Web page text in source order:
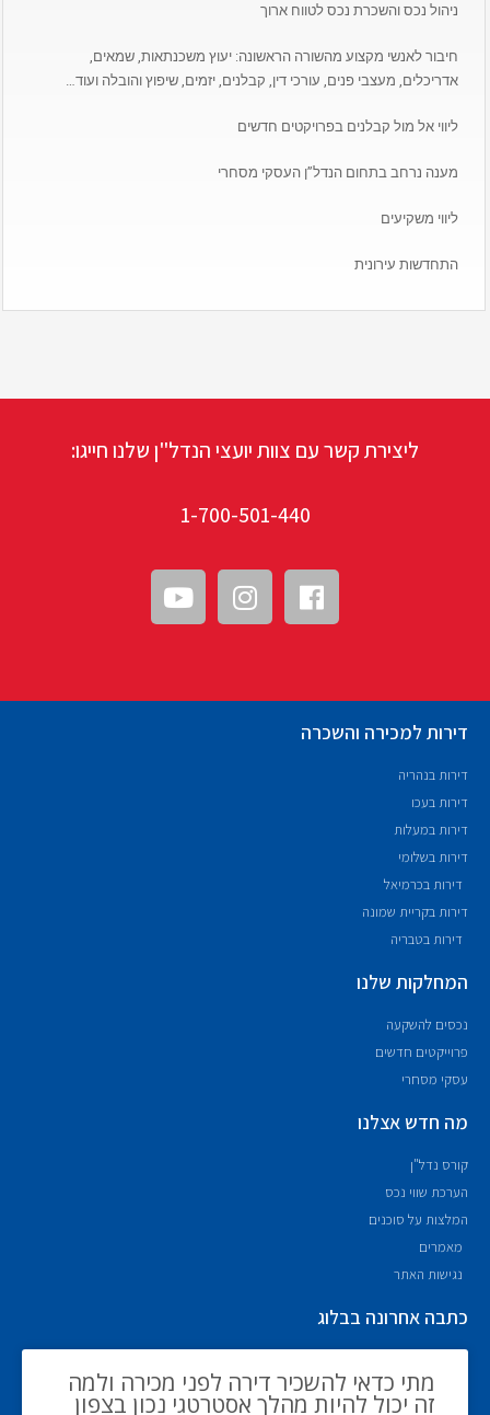
ניהול נכס והשכרת נכס לטווח ארוך
חיבור לאנשי מקצוע מהשורה הראשונה: יעוץ משכנתאות, שמאים,
אדריכלים, מעצבי פנים, עורכי דין, קבלנים, יזמים, שיפוץ והובלה ועוד…
ליווי אל מול קבלנים בפרויקטים חדשים
מענה נרחב בתחום הנדל”ן העסקי מסחרי
ליווי משקיעים
התחדשות עירונית
ליצירת קשר עם צוות יועצי הנדל"ן שלנו חייגו:
1-700-501-440
דירות למכירה והשכרה
דירות בנהריה
דירות בעכו
דירות במעלות
דירות בשלומי
דירות בכרמיאל
דירות בקריית שמונה
דירות בטבריה
המחלקות שלנו
נכסים להשקעה
פרוייקטים חדשים
עסקי מסחרי
מה חדש אצלנו
קורס נדל"ן
הערכת שווי נכס
המלצות על סוכנים
מאמרים
נגישות האתר
כתבה אחרונה בבלוג
מתי כדאי להשכיר דירה לפני מכירה ולמה
זה יכול להיות מהלך אסטרטגי נכון בצפון